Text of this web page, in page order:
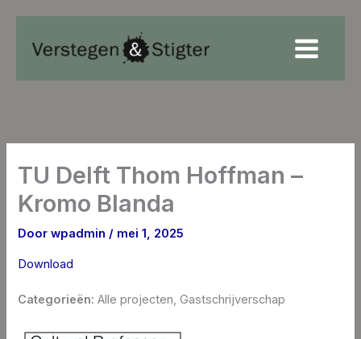
TU Delft Thom Hoffman –
Kromo Blanda
Doorwpadmin / mei 1, 2025
Download
Categorieën:Alle projecten, Gastschrijverschap